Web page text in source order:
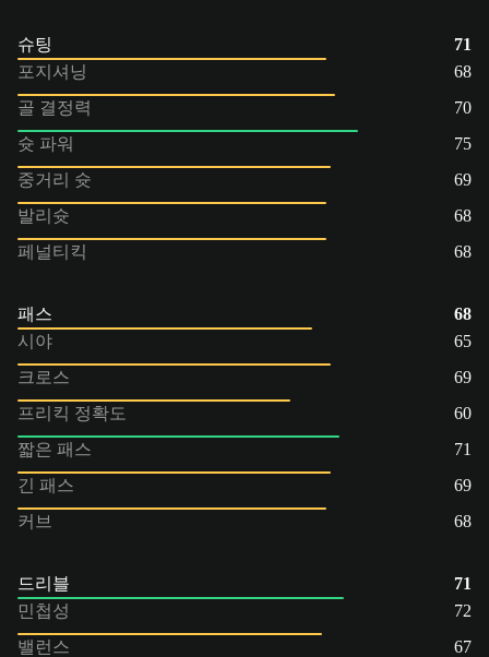
슈팅
71
포지셔닝
68
골 결정력
70
슛 파워
75
중거리 슛
69
발리슛
68
페널티킥
68
패스
68
시야
65
크로스
69
프리킥 정확도
60
짧은 패스
71
긴 패스
69
커브
68
드리블
71
민첩성
72
밸런스
67